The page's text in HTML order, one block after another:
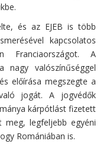
és az EJEB is több
kapcsolatos
Franciaországot. A
nagy valószínűséggel
előírása megszegte a
jogát. A jogvédők
kárpótlást fizetett
legfeljebb egyéni
Romániában is.